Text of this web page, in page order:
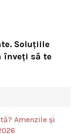
Soluțiile
înveți să te